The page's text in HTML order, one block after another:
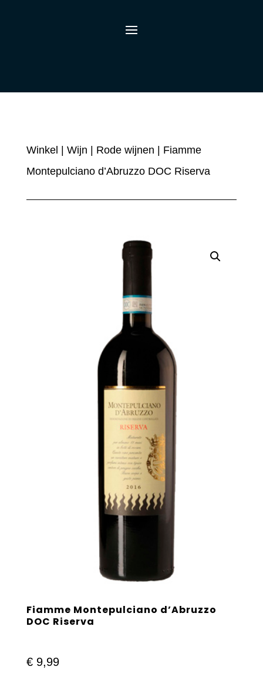
Winkel Wijn Rode wijnen | Fiamme
Montepulciano d’Abruzzo DOC Riserva
Fiamme Montepulciano d’Abruzzo
DOC Riserva
€9,99